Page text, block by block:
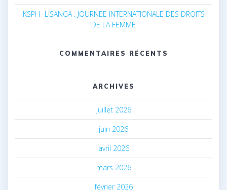
KSPH- LISANGA : JOURNEE INTERNATIONALE DES DROITS
DE LA FEMME
COMMENTAIRES RÉCENTS
ARCHIVES
juillet 2026
juin 2026
avril 2026
mars 2026
février 2026